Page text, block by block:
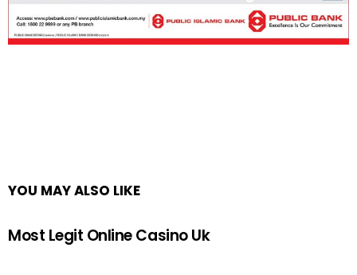
YOU MAY ALSO LIKE
Most Legit Online Casino Uk